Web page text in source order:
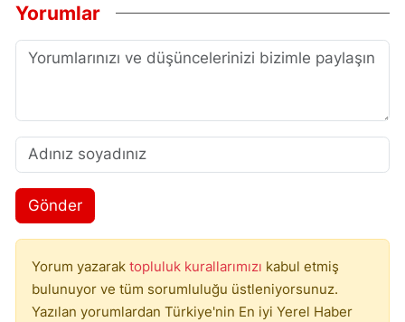
Yorumlar
Gönder
Yorum yazarak topluluk kurallarımızı kabul etmiş
bulunuyor ve tüm sorumluluğu üstleniyorsunuz.
Yazılan yorumlardan Türkiye'nin En iyi Yerel Haber